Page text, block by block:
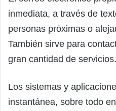
inmediata, a través de
personas próximas o
También sirve para
gran cantidad de servicios.
Los sistemas y
instantánea, sobre todo